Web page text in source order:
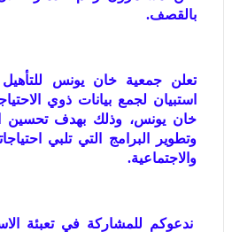
بالقصف.
تعلن جمعية خان يونس
استبيان لجمع بيانات ذوي
خان يونس، وذلك بهدف تحسين
وتطوير البرامج التي تلبي
والاجتماعية.
ندعوكم للمشاركة في تعبئة